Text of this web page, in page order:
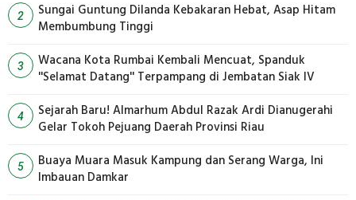
2
Sungai Guntung Dilanda Kebakaran Hebat, Asap Hitam
Membumbung Tinggi
3
Wacana Kota Rumbai Kembali Mencuat, Spanduk
''Selamat Datang'' Terpampang di Jembatan Siak IV
4
Sejarah Baru! Almarhum Abdul Razak Ardi Dianugerahi
Gelar Tokoh Pejuang Daerah Provinsi Riau
5
Buaya Muara Masuk Kampung dan Serang Warga, Ini
Imbauan Damkar